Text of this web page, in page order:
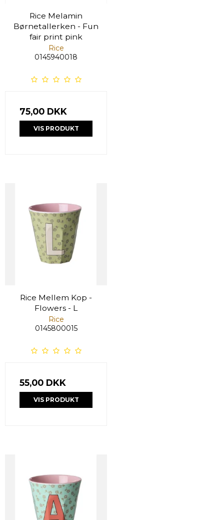
Rice Melamin
Børnetallerken - Fun
fair print pink
Rice
0145940018
75,00 DKK
VIS PRODUKT
Rice Mellem Kop -
Flowers - L
Rice
0145800015
55,00 DKK
VIS PRODUKT